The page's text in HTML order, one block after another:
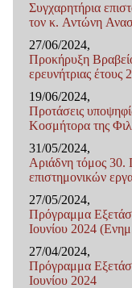
Συγχαρητήρια
τον κ. Αντώνη
27/06/2024,
Προκήρυξη
ερευνήτριας έτους
19/06/2024,
Προτάσεις
Κοσμήτορα της
31/05/2024,
Αριάδνη τόμος
επιστημονικών
27/05/2024,
Πρόγραμμα
Ιουνίου 2024
27/04/2024,
Πρόγραμμα
Ιουνίου 2024